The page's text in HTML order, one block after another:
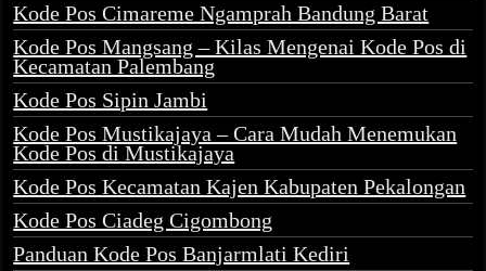
Kode Pos Cimareme Ngamprah Bandung Barat
Kode Pos Mangsang – Kilas Mengenai Kode Pos di
Kecamatan Palembang
Kode Pos Sipin Jambi
Kode Pos Mustikajaya – Cara Mudah Menemukan
Kode Pos di Mustikajaya
Kode Pos Kecamatan Kajen Kabupaten Pekalongan
Kode Pos Ciadeg Cigombong
Panduan Kode Pos Banjarmlati Kediri